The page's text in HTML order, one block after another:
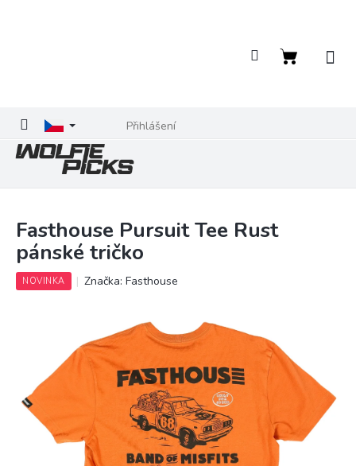
Přihlášení
Nákupní
Fasthouse Pursuit Tee Rust
pánské tričko
NOVINKA Značka:Fasthouse